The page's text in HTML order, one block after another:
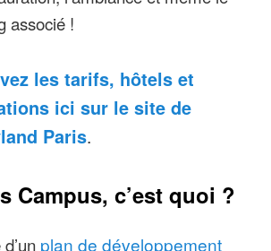
associé !
les tarifs, hôtels et
ici sur le site de
Paris.
Campus, c’est quoi ?
plan de développement